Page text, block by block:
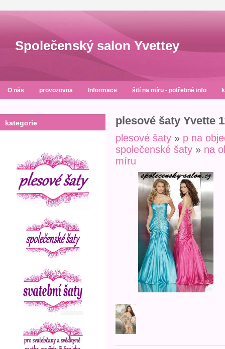
Společenský salon Yvettey
O nás provozovna Informace šití na míru - potřebné info
kategorie plesové šaty Yvette
plesové šaty » p na
společenské šaty » na
míru